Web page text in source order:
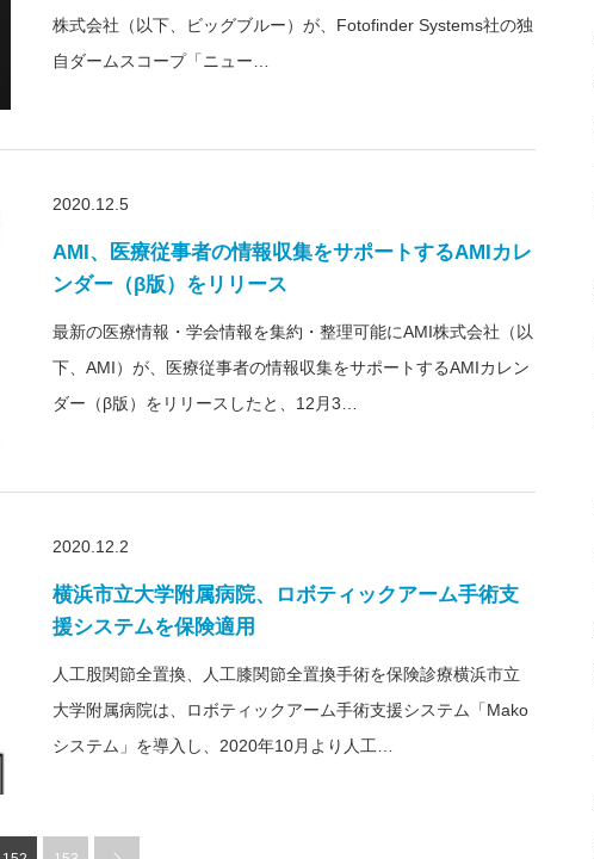
株式会社（以下、ビッグブルー）が、Fotofinder Systems社の独
自ダームスコープ「ニュー…
2020.12.5
AMI、医療従事者の情報収集をサポートするAMIカレ
ンダー（β版）をリリース
最新の医療情報・学会情報を集約・整理可能にAMI株式会社（以
下、AMI）が、医療従事者の情報収集をサポートするAMIカレン
ダー（β版）をリリースしたと、12月3…
2020.12.2
横浜市立大学附属病院、ロボティックアーム手術支
援システムを保険適用
人工股関節全置換、人工膝関節全置換手術を保険診療横浜市立
大学附属病院は、ロボティックアーム手術支援システム「Mako
システム」を導入し、2020年10月より人工…